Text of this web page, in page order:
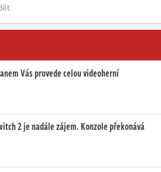
Vás provede celou videoherní
2 je nadále zájem. Konzole překonává